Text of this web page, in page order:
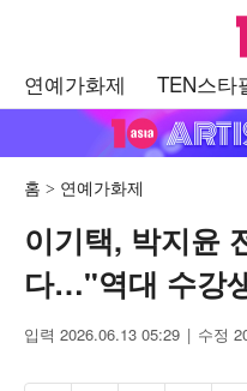
연예가화제 TEN스타
홈 연예가화제
이기택, 박지윤
다…"역대 수강
입력 2026.06.13 05:29 수정